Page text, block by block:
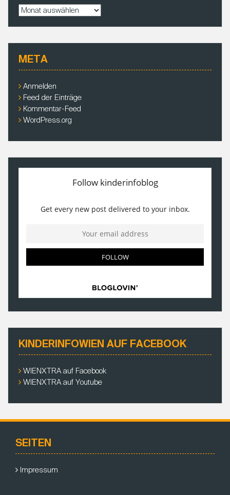
A
r
h
v
e
META
Anmelden
Feed der Einträge
Kommentar-Feed
WordPress.org
KINDERINFOWIEN AUF FACEBOOK
WIENXTRA auf Facebook
WIENXTRA auf Youtube
SEITEN
Impressum